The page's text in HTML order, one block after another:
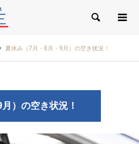
検索
夏休み（7月・8月・9月）の空き状況！
）の空き状況！